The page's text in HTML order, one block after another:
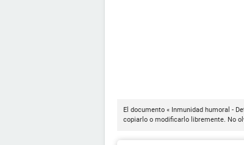
El documento « Inmunidad humoral -
copiarlo o modificarlo libremente. No